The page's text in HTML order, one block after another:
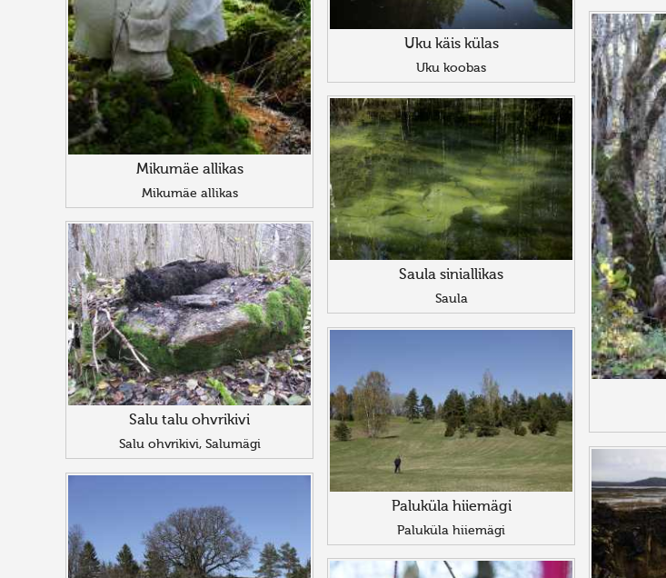
Mikumäe allikas
Mikumäe allikas
Uku käis külas
Uku koobas
Saula siniallikas
Saula
Salu talu ohvrikivi
Salu ohvrikivi, Salumägi
Paluküla hiiemägi
Paluküla hiiemägi